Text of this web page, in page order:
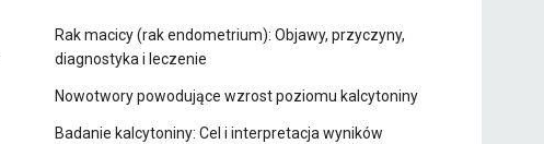
Rak macicy (rak endometrium): Objawy, przyczyny,
diagnostyka i leczenie
Nowotwory powodujące wzrost poziomu kalcytoniny
Badanie kalcytoniny: Cel i interpretacja wyników